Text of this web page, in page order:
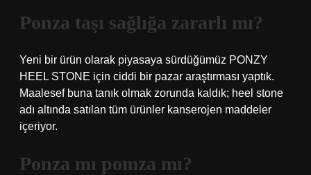
Ponza taşı sağlığa zararlı mı?
Yeni bir ürün olarak piyasaya sürdüğümüz PONZY
HEEL STONE için ciddi bir pazar araştırması yaptık.
Maalesef buna tanık olmak zorunda kaldık; heel stone
adı altında satılan tüm ürünler kanserojen maddeler
içeriyor.
Ponza mı pomza mı?